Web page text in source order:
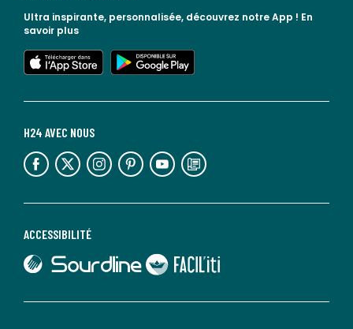
ACCESSIBILITÉ
lien vers Sourdline
lien vers Faciliti
H24 AVEC NOUS
lien vers l'espace réseaux sociaux lien vers l'espace réseaux sociaux lien vers l'espace réseaux sociaux lien vers l'espace réseaux sociaux lien vers l'espace réseaux sociaux lien vers le blog la redoute
Ultra inspirante, personnalisée, découvrez notre App ! En
savoir plus
lien vers l'app store
lien vers google play